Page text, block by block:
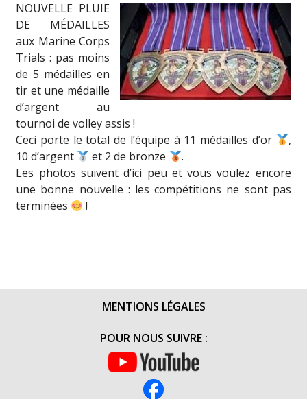
NOUVELLE PLUIE
DE MÉDAILLES
aux Marine Corps
Trials : pas moins
de 5 médailles en
tir et une médaille
d’argent au
tournoi de volley assis !
Ceci porte le total de l’équipe à 11 médailles d’or
,
10 d’argent
et 2 de bronze
.
Les photos suivent d’ici peu et vous voulez encore
une bonne nouvelle : les compétitions ne sont pas
terminées
!
MENTIONS LÉGALES
POUR NOUS SUIVRE :